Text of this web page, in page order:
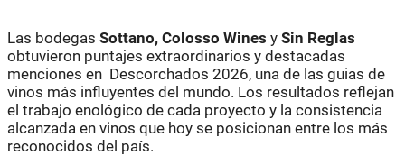
Las bodegas Sottano, Colosso Wines y Sin Reglas
obtuvieron puntajes extraordinarios y destacadas
menciones en Descorchados 2026, una de las guias de
vinos más influyentes del mundo. Los resultados reflejan
el trabajo enológico de cada proyecto y la consistencia
alcanzada en vinos que hoy se posicionan entre los más
reconocidos del país.